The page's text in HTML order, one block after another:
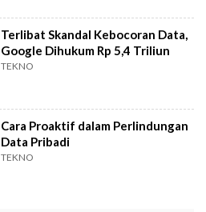
Terlibat Skandal Kebocoran Data,
Google Dihukum Rp 5,4 Triliun
TEKNO
Cara Proaktif dalam Perlindungan
Data Pribadi
TEKNO